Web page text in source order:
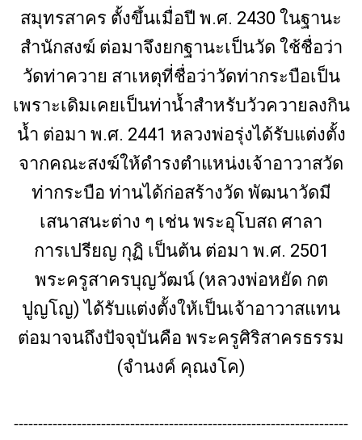
สมุทรสาคร ตั้งขึ้นเมื่อปี พ.ศ. 2430 ในฐานะ
สำนักสงฆ์ ต่อมาจึงยกฐานะเป็นวัด ใช้ชื่อว่า
วัดท่าควาย สาเหตุที่ชื่อว่าวัดท่ากระบือเป็น
เพราะเดิมเคยเป็นท่าน้ำสำหรับวัวควายลงกิน
น้ำ ต่อมา พ.ศ. 2441 หลวงพ่อรุ่งได้รับแต่งตั้ง
จากคณะสงฆ์ให้ดำรงตำแหน่งเจ้าอาวาสวัด
ท่ากระบือ ท่านได้ก่อสร้างวัด พัฒนาวัดมี
เสนาสนะต่าง ๆ เช่น พระอุโบสถ ศาลา
การเปรียญ กุฏิ เป็นต้น ต่อมา พ.ศ. 2501
พระครูสาครบุญวัฒน์ (หลวงพ่อหยัด กต
ปูญโญ) ได้รับแต่งตั้งให้เป็นเจ้าอาวาสแทน
ต่อมาจนถึงปัจจุบันคือ พระครูศิริสาครธรรม
(จำนงค์ คุณงโค)
---------------------------------------------------------------------